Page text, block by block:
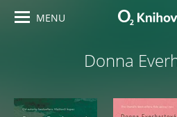
MENU
Donna